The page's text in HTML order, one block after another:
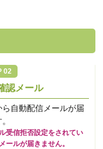
認メール
ら自動配信メールが届
受信拒否設定をされてい
ールが届きません。